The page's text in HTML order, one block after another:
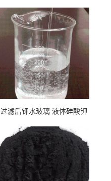
过滤后钾水玻璃 液体硅酸钾